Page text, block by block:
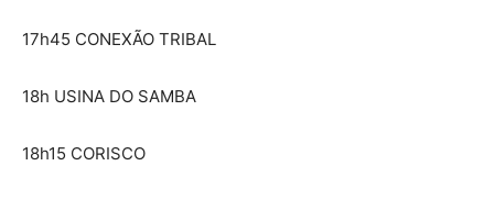
17h45 CONEXÃO TRIBAL
18h USINA DO SAMBA
18h15 CORISCO